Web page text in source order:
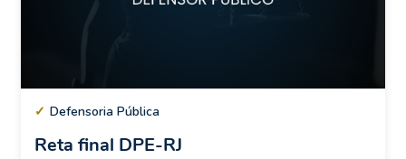
✓ Defensoria Pública
Reta final DPE-RJ